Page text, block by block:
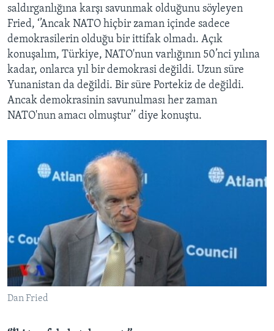
saldırganlığına karşı savunmak olduğunu söyleyen
Fried, ‘’Ancak NATO hiçbir zaman içinde sadece
demokrasilerin olduğu bir ittifak olmadı. Açık
konuşalım, Türkiye, NATO'nun varlığının 50’nci yılına
kadar, onlarca yıl bir demokrasi değildi. Uzun süre
Yunanistan da değildi. Bir süre Portekiz de değildi.
Ancak demokrasinin savunulması her zaman
NATO'nun amacı olmuştur’’ diye konuştu.
Dan Fried